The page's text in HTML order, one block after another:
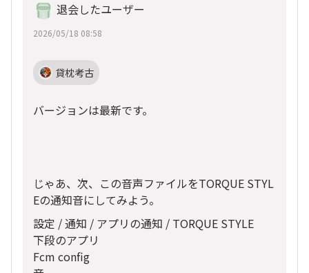
退会したユーザー
2026/05/18 08:58
貸枕考古
バージョンは最新です。
じゃあ、次、この音声ファイルをTORQUE STYL
Eの通知音にしてみよう。
設定 / 通知 / アプリの通知 / TORQUE STYLE
下段のアプリ
Fcm config